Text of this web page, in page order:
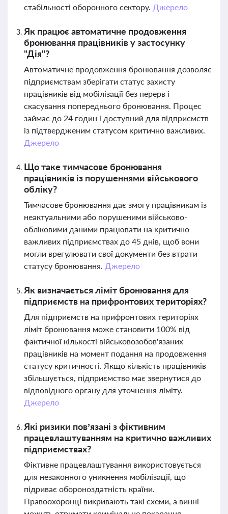
стабільності оборонного сектору. Джерело
Як працює автоматичне продовження
бронювання працівників у застосунку
"Дія"?
Автоматичне продовження бронювання дозволяє
підприємствам зберігати статус захисту
працівників від мобілізації без перерв і
скасування попереднього бронювання. Процес
займає до 24 годин і доступний для підприємств
із підтвердженим статусом критично важливих.
Джерело
Що таке тимчасове бронювання
працівників із порушеннями військового
обліку?
Тимчасове бронювання дає змогу працівникам із
неактуальними або порушеними військово-
обліковими даними працювати на критично
важливих підприємствах до 45 днів, щоб вони
могли врегулювати свої документи без втрати
статусу бронювання. Джерело
Як визначається ліміт бронювання для
підприємств на прифронтових територіях?
Для підприємств на прифронтових територіях
ліміт бронювання може становити 100% від
фактичної кількості військовозобов'язаних
працівників на момент подання на продовження
статусу критичності. Якщо кількість працівників
збільшується, підприємство має звернутися до
відповідного органу для уточнення ліміту.
Джерело
Які ризики пов’язані з фіктивним
працевлаштуванням на критично важливих
підприємствах?
Фіктивне працевлаштування використовується
для незаконного уникнення мобілізації, що
підриває обороноздатність країни.
Правоохоронці викривають такі схеми, а винні